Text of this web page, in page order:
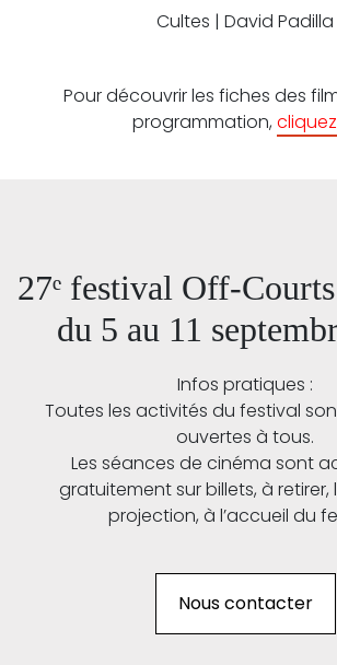
Cultes | David Padilla
Pour découvrir les fiches des
programmation,
27ᵉ festival Off-
du 5 au 11
Infos pratiques :
Toutes les activités du festival
ouvertes à tous.
Les séances de cinéma sont
gratuitement sur billets, à retirer,
projection, à l’accueil du
Nous contacter